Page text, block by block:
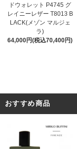
ドウォレット P4745 グ
レイニーレザー T8013 B
LACK(メゾン マルジェ
ラ)
64,000円(税込70,400円)
おすすめ商品